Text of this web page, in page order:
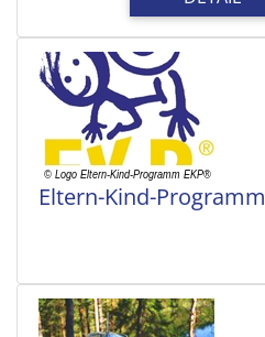
Eltern-Kind-Programm